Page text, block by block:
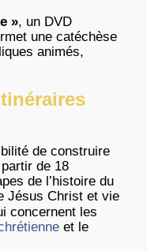
», un DVD
une catéchèse
animés,
de construire
de 18
de l’histoire du
Jésus Christ et vie
concernent les
et le